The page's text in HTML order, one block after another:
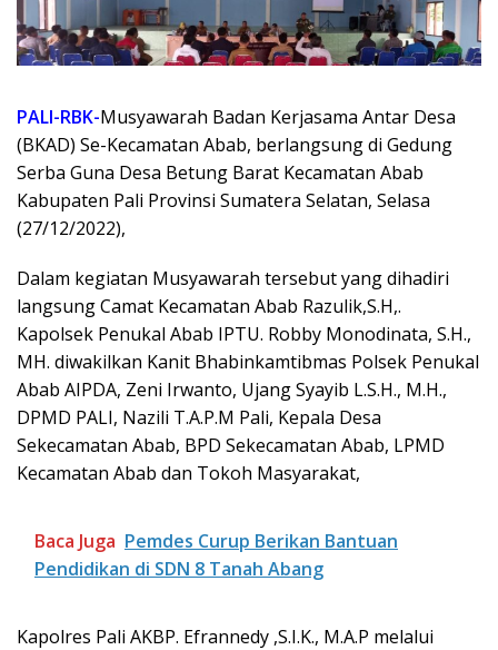
PALI-RBK-Musyawarah Badan Kerjasama Antar Desa
(BKAD) Se-Kecamatan Abab, berlangsung di Gedung
Serba Guna Desa Betung Barat Kecamatan Abab
Kabupaten Pali Provinsi Sumatera Selatan, Selasa
(27/12/2022),
Dalam kegiatan Musyawarah tersebut yang dihadiri
langsung Camat Kecamatan Abab Razulik,S.H,.
Kapolsek Penukal Abab IPTU. Robby Monodinata, S.H.,
MH. diwakilkan Kanit Bhabinkamtibmas Polsek Penukal
Abab AIPDA, Zeni Irwanto, Ujang Syayib L.S.H., M.H.,
DPMD PALI, Nazili T.A.P.M Pali, Kepala Desa
Sekecamatan Abab, BPD Sekecamatan Abab, LPMD
Kecamatan Abab dan Tokoh Masyarakat,
Baca Juga Pemdes Curup Berikan Bantuan
Pendidikan di SDN 8 Tanah Abang
Kapolres Pali AKBP. Efrannedy ,S.I.K., M.A.P melalui